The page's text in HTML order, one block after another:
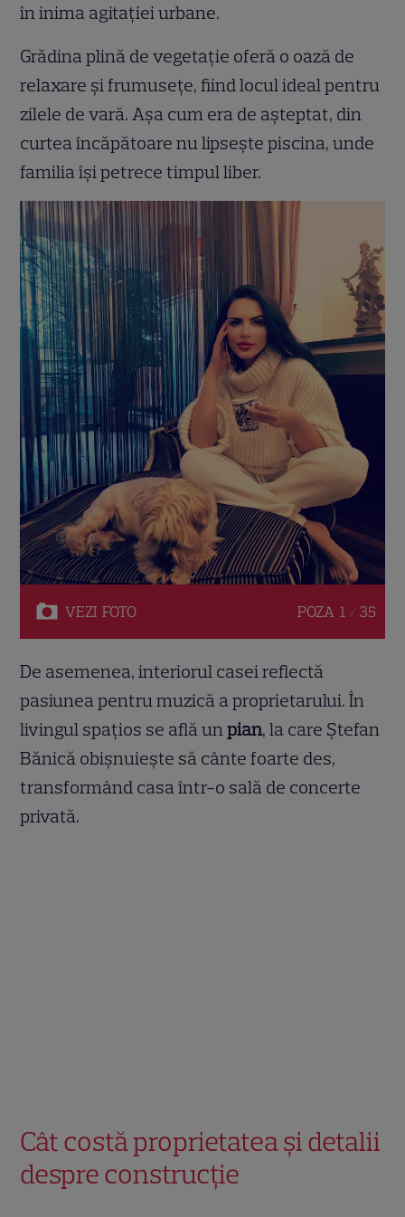
în inima agitației urbane.
Grădina plină de vegetație oferă o oază de
relaxare și frumusețe, fiind locul ideal pentru
zilele de vară. Așa cum era de așteptat, din
curtea încăpătoare nu lipsește piscina, unde
familia își petrece timpul liber.
VEZI FOTO POZA 1 / 35
De asemenea, interiorul casei reflectă
pasiunea pentru muzică a proprietarului. În
livingul spațios se află unpian, la care Ștefan
Bănică obișnuiește să cânte foarte des,
transformând casa într-o sală de concerte
privată.
Cât costă proprietatea și detalii
despre construcție